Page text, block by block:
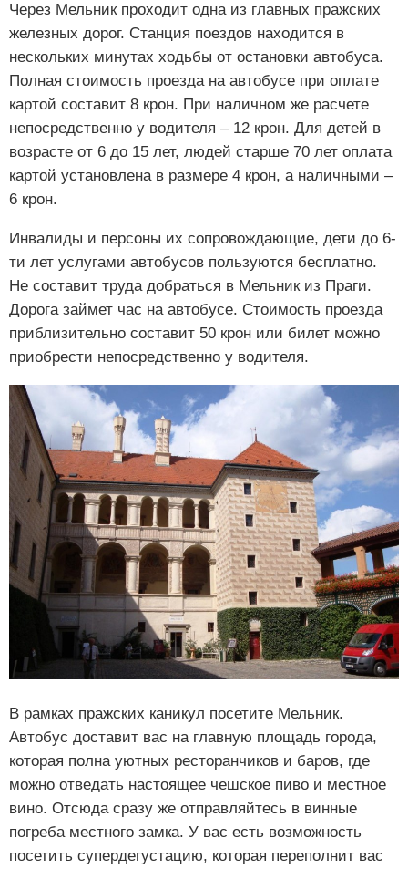
Через Мельник проходит одна из главных пражских
железных дорог. Станция поездов находится в
нескольких минутах ходьбы от остановки автобуса.
Полная стоимость проезда на автобусе при оплате
картой составит 8 крон. При наличном же расчете
непосредственно у водителя – 12 крон. Для детей в
возрасте от 6 до 15 лет, людей старше 70 лет оплата
картой установлена в размере 4 крон, а наличными –
6 крон.
Инвалиды и персоны их сопровождающие, дети до 6-
ти лет услугами автобусов пользуются бесплатно.
Не составит труда добраться в Мельник из Праги.
Дорога займет час на автобусе. Стоимость проезда
приблизительно составит 50 крон или билет можно
приобрести непосредственно у водителя.
В рамках пражских каникул посетите Мельник.
Автобус доставит вас на главную площадь города,
которая полна уютных ресторанчиков и баров, где
можно отведать настоящее чешское пиво и местное
вино. Отсюда сразу же отправляйтесь в винные
погреба местного замка. У вас есть возможность
посетить супердегустацию, которая переполнит вас